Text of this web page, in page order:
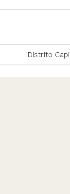
Distrito
2
Centro Comercial
Caracas,